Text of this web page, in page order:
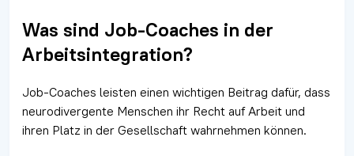
Was sind Job-Coaches in der
Arbeitsintegration?
Job-Coaches leisten einen wichtigen Beitrag dafür, dass
neurodivergente Menschen ihr Recht auf Arbeit und
ihren Platz in der Gesellschaft wahrnehmen können.